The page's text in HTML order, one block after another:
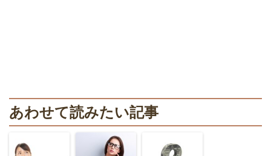
あわせて読みたい記事